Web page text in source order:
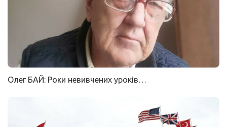
Олег БАЙ: Роки невивчених уроків…